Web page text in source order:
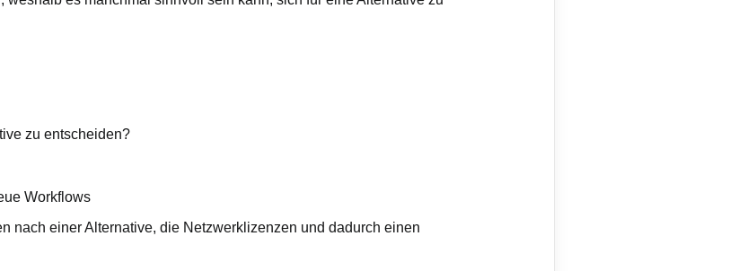
zu entscheiden?
Workflows
nach einer Alternative, die Netzwerklizenzen und dadurch einen